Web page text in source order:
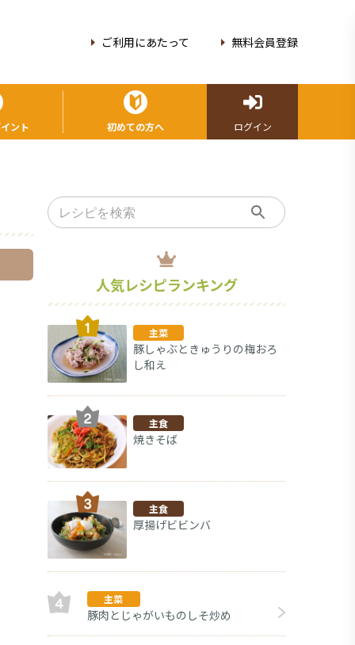
ご利用にあたって 無料会員登録
ント 初めての方へ ログイン
人気レシピランキング
主菜
豚しゃぶときゅうりの梅おろ
し和え
主食
焼きそば
主食
厚揚げビビンバ
主菜
豚肉とじゃがいものしそ炒め